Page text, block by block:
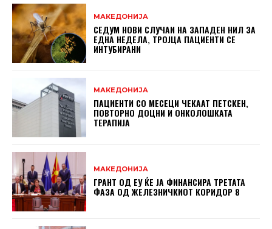
МАКЕДОНИЈА
СЕДУМ НОВИ СЛУЧАИ НА ЗАПАДЕН НИЛ ЗА
ЕДНА НЕДЕЛА, ТРОЈЦА ПАЦИЕНТИ СЕ
ИНТУБИРАНИ
МАКЕДОНИЈА
ПАЦИЕНТИ СО МЕСЕЦИ ЧЕКААТ ПЕТСКЕН,
ПОВТОРНО ДОЦНИ И ОНКОЛОШКАТА
ТЕРАПИЈА
МАКЕДОНИЈА
ГРАНТ ОД ЕУ ЌЕ ЈА ФИНАНСИРА ТРЕТАТА
ФАЗА ОД ЖЕЛЕЗНИЧКИОТ КОРИДОР 8